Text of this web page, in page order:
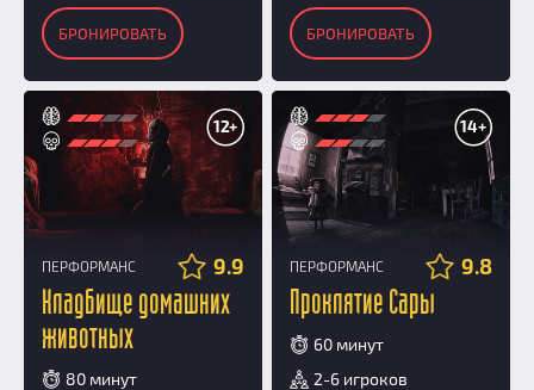
БРОНИРОВАТЬ БРОНИРОВАТЬ
12+
ПЕРФОРМАНС 9.9
Кладбище домашних
животных
80 минут
14+
ПЕРФОРМАНС 9.8
Проклятие Сары
60 минут
2-6 игроков